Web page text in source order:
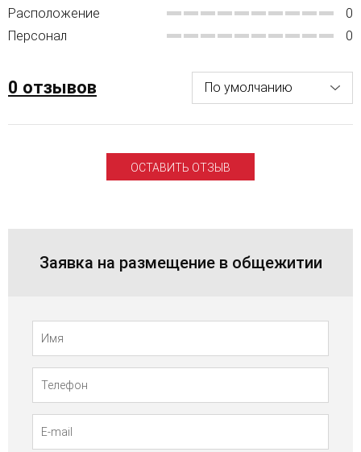
Расположение
0
Персонал
0
0 отзывов
ОСТАВИТЬ ОТЗЫВ
Заявка на размещение в общежитии